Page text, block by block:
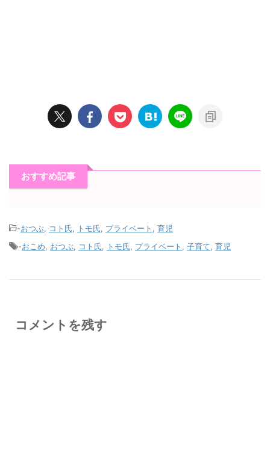
おすすめ記事
-おつぶ コト氏 トモ氏 プライベート
育児
-おこめ おつぶ コト氏 トモ氏 プライベート 子育て 育児
コメントを残す